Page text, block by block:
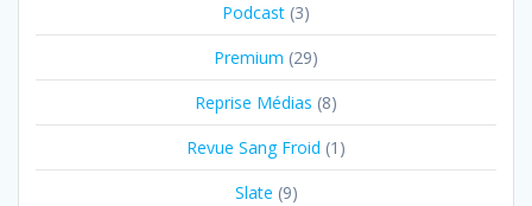
Podcast (3)
Premium (29)
Reprise Médias (8)
Revue Sang Froid (1)
Slate (9)